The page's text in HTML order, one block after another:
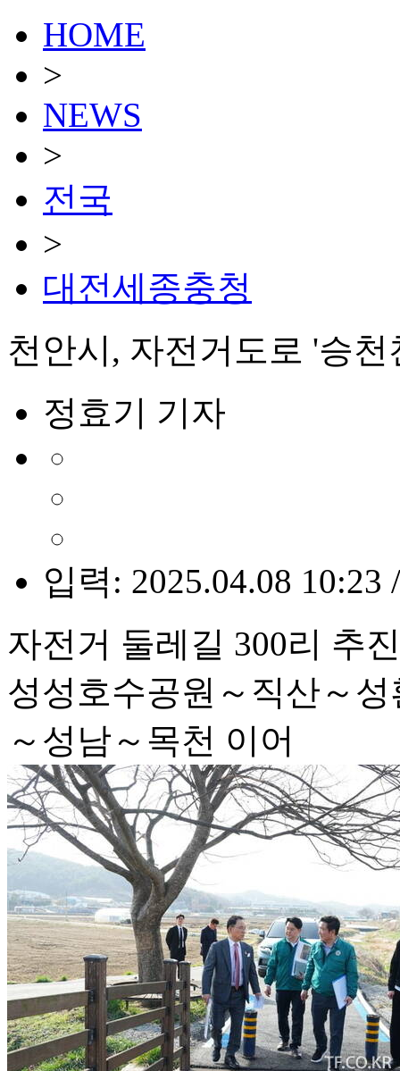
HOME
>
NEWS
>
전국
>
대전세종충청
천안시, 자전거도로 '승
정효기 기자
입력: 2025.04.08 10:23
자전거 둘레길 300리 추
성성호수공원～직산～
～성남～목천 이어